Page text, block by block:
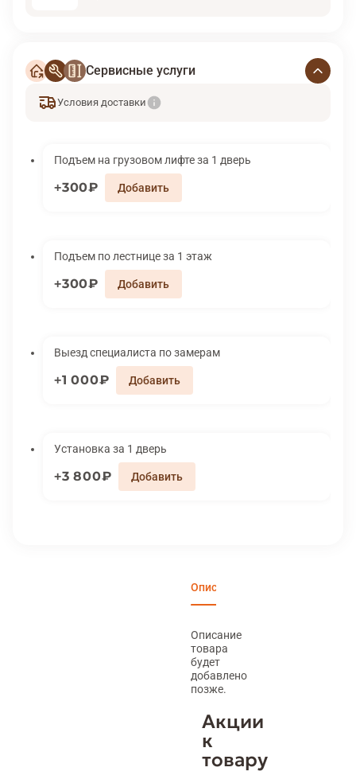
Сервисные услуги
Условия доставки
Подъем на грузовом лифте за 1 дверь
300₽
Подъем по лестнице за 1 этаж
300₽
Выезд специалиста по замерам
1 000₽
Установка за 1 дверь
3 800₽
Описание
Описание
товара
будет
добавлено
позже.
Акции
к
товару